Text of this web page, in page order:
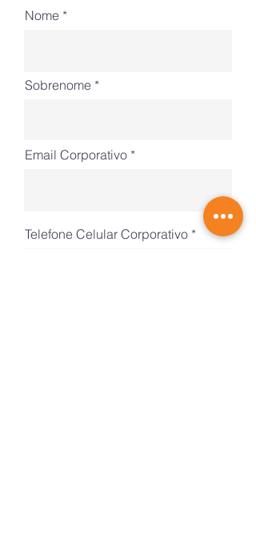
Nome
Sobrenome
Email Corporativo
Telefone Celular Corporativo